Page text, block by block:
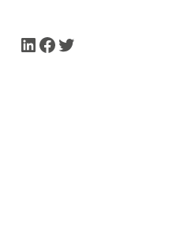
LinkedIn Facebook